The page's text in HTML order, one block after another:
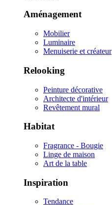
Aménagement
Mobilier
Luminaire
Menuiserie et créateur
Relooking
Peinture décorative
Architecte d'intérieur
Revêtement mural
Habitat
Fragrance - Bougie
Linge de maison
Art de la table
Inspiration
Tendance